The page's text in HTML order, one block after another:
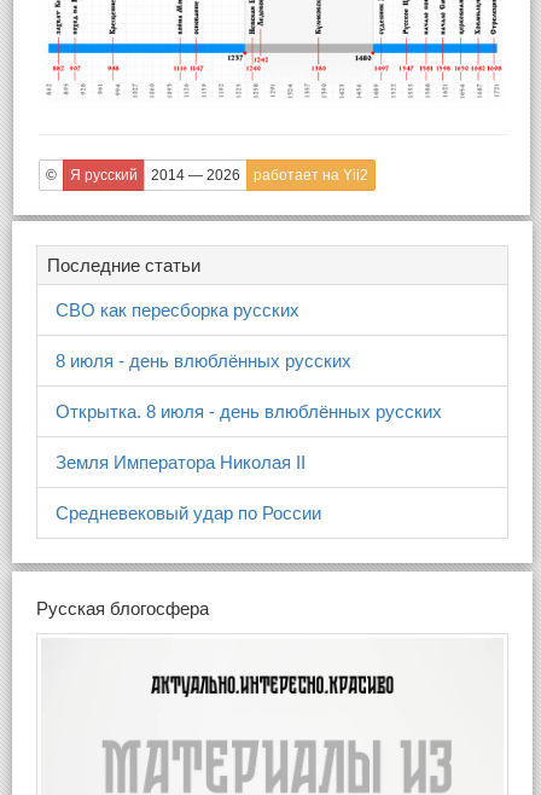
© Я русский 2014 — 2026 работает на Yii2
Последние статьи
СВО как пересборка русских
8 июля - день влюблённых русских
Открытка. 8 июля - день влюблённых русских
Земля Императора Николая II
Средневековый удар по России
Русская блогосфера